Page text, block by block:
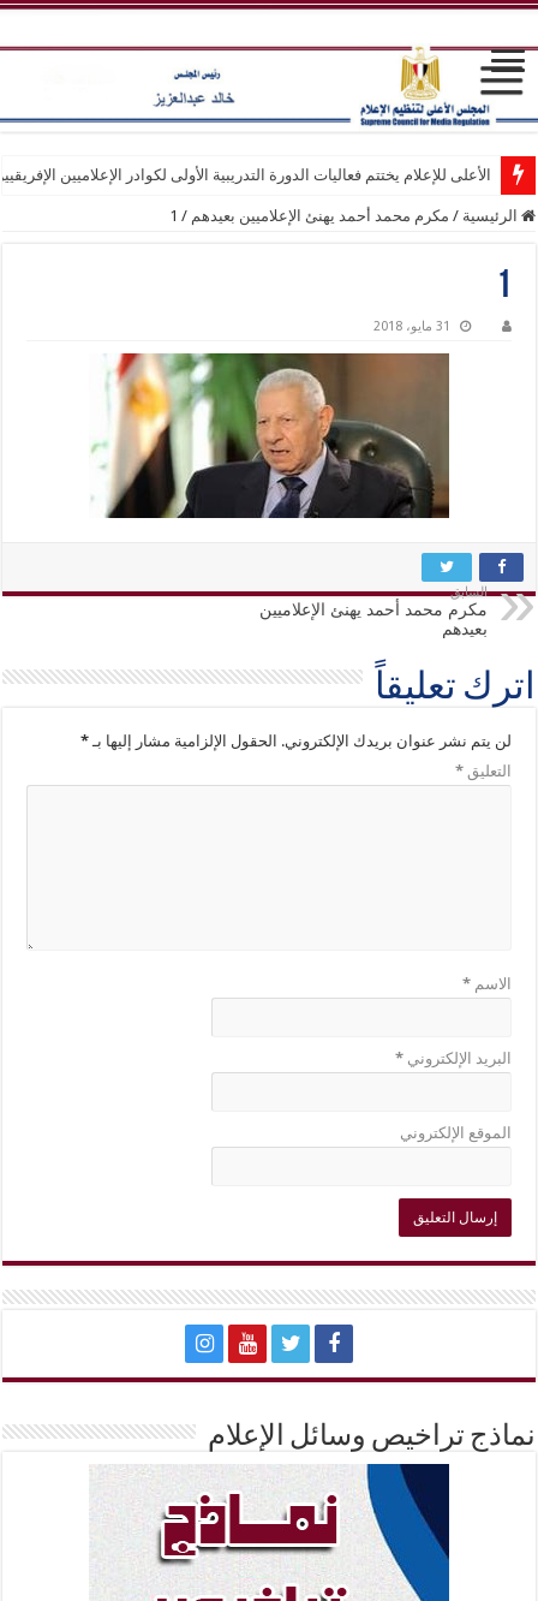
الأعلى للإعلام يختتم فعاليات الدورة التدريبية الأولى لكوادر الإعلاميين
الرئيسية / مكرم محمد أحمد يهنئ الإعلاميين بعيدهم /
1
1
31 مايو، 2018
السابق
مكرم محمد أحمد يهنئ الإعلاميين
بعيدهم
اترك تعليقاً
لن يتم نشر عنوان بريدك الإلكتروني. الحقول الإلزامية مشار إليها بـ*
التعليق*
الاسم*
البريد الإلكتروني*
الموقع الإلكتروني
نماذج تراخيص وسائل الإعلام